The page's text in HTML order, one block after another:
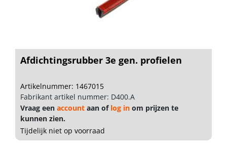
Afdichtingsrubber 3e gen. profielen
Artikelnummer: 1467015
Fabrikant artikel nummer: D400.A
Vraag een account aan of log in om prijzen te
kunnen zien.
Tijdelijk niet op voorraad